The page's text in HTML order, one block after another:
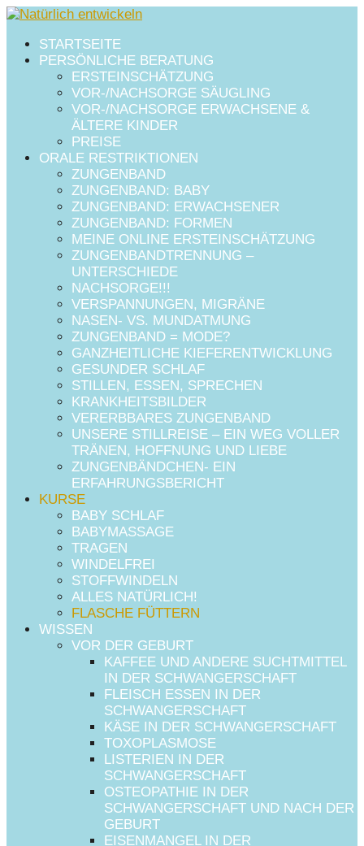
STARTSEITE
PERSÖNLICHE BERATUNG
ERSTEINSCHÄTZUNG
VOR-/NACHSORGE SÄUGLING
VOR-/NACHSORGE ERWACHSENE &
ÄLTERE KINDER
PREISE
ORALE RESTRIKTIONEN
ZUNGENBAND
ZUNGENBAND: BABY
ZUNGENBAND: ERWACHSENER
ZUNGENBAND: FORMEN
MEINE ONLINE ERSTEINSCHÄTZUNG
ZUNGENBANDTRENNUNG –
UNTERSCHIEDE
NACHSORGE!!!
VERSPANNUNGEN, MIGRÄNE
NASEN- VS. MUNDATMUNG
ZUNGENBAND = MODE?
GANZHEITLICHE KIEFERENTWICKLUNG
GESUNDER SCHLAF
STILLEN, ESSEN, SPRECHEN
KRANKHEITSBILDER
VERERBBARES ZUNGENBAND
UNSERE STILLREISE – EIN WEG VOLLER
TRÄNEN, HOFFNUNG UND LIEBE
ZUNGENBÄNDCHEN- EIN
ERFAHRUNGSBERICHT
KURSE
BABY SCHLAF
BABYMASSAGE
TRAGEN
WINDELFREI
STOFFWINDELN
ALLES NATÜRLICH!
FLASCHE FÜTTERN
WISSEN
VOR DER GEBURT
KAFFEE UND ANDERE SUCHTMITTEL
IN DER SCHWANGERSCHAFT
FLEISCH ESSEN IN DER
SCHWANGERSCHAFT
KÄSE IN DER SCHWANGERSCHAFT
TOXOPLASMOSE
LISTERIEN IN DER
SCHWANGERSCHAFT
OSTEOPATHIE IN DER
SCHWANGERSCHAFT UND NACH DER
GEBURT
EISENMANGEL IN DER